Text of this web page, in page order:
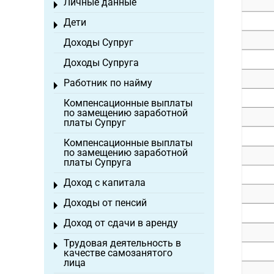
Toggle menu
Дети
Toggle menu
Доходы Супруг
Доходы Супруга
Работник по найму
Toggle menu
Компенсационные выплаты
по замещению заработной
платы Супруг
Компенсационные выплаты
по замещению заработной
платы Супруга
Доход с капитала
Toggle menu
Доходы от пенсий
Toggle menu
Доход от сдачи в аренду
Toggle menu
Трудовая деятельность в
качестве самозанятого
лица
Toggle menu